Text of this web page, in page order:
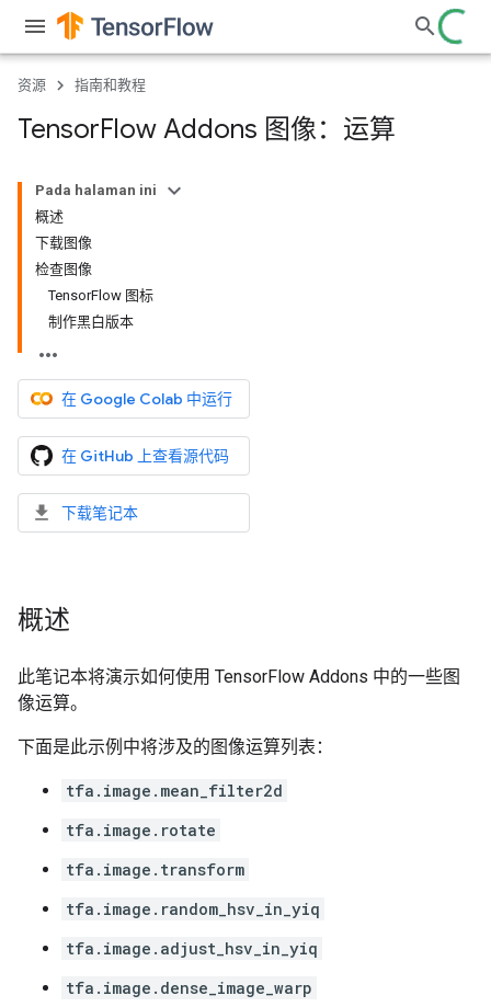
资源 指南和教程
TensorFlow Addons 图像：运算
Pada halaman ini
概述
下载图像
检查图像
TensorFlow 图标
制作黑白版本
在 Google Colab 中运行
在 GitHub 上查看源代码
下载笔记本
概述
此笔记本将演示如何使用 TensorFlow Addons 中的一些图
像运算。
下面是此示例中将涉及的图像运算列表：
tfa.image.mean_filter2d
tfa.image.rotate
tfa.image.transform
tfa.image.random_hsv_in_yiq
tfa.image.adjust_hsv_in_yiq
tfa.image.dense_image_warp